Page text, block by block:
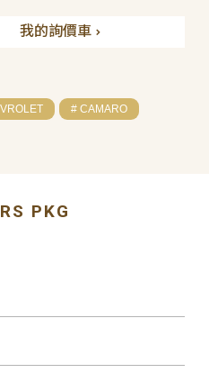
我的詢價車
# CAMARO
PKG